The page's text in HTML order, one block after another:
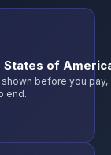
of
before you pay,
end.